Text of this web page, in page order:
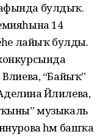
булдыҡ.
14
лайыҡ булды.
“Байыҡ”
Йәлилева,
музыкаль
һәм башҡа